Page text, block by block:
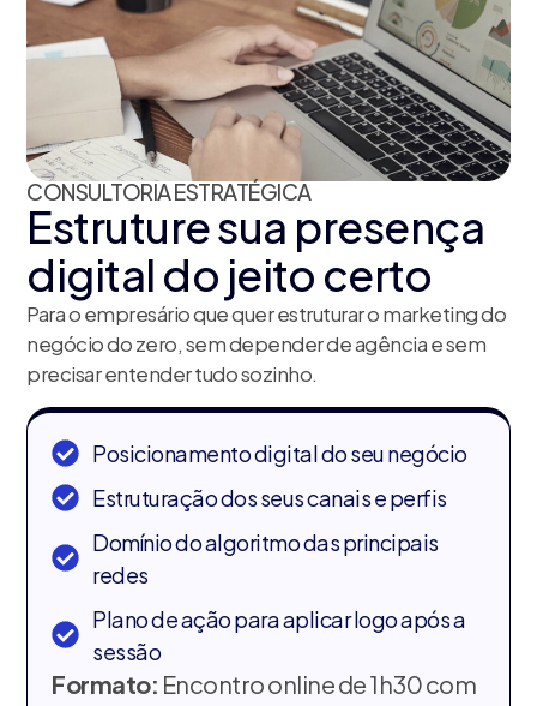
CONSULTORIA ESTRATÉGICA
Estruture sua presença
digital do jeito certo
Para o empresário que quer estruturar o marketing do
negócio do zero, sem depender de agência e sem
precisar entender tudo sozinho.
Posicionamento digital do seu negócio
Estruturação dos seus canais e perfis
Domínio do algoritmo das principais
redes
Plano de ação para aplicar logo após a
sessão
Formato: Encontro online de 1h30 com